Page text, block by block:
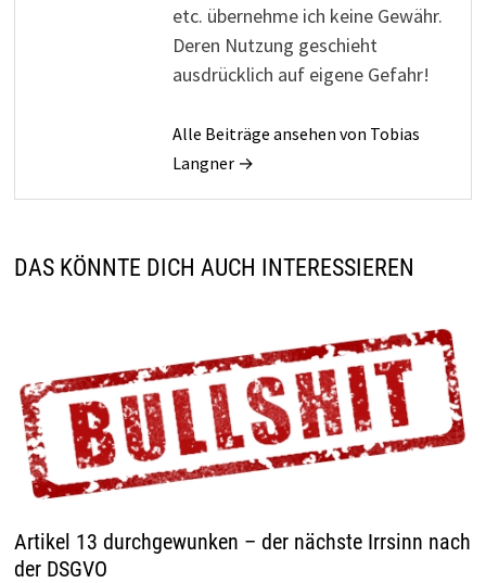
etc. übernehme ich keine Gewähr.
Deren Nutzung geschieht
ausdrücklich auf eigene Gefahr!
Alle Beiträge ansehen von Tobias
Langner →
DAS KÖNNTE DICH AUCH INTERESSIEREN
Artikel 13 durchgewunken – der nächste Irrsinn nach
der DSGVO